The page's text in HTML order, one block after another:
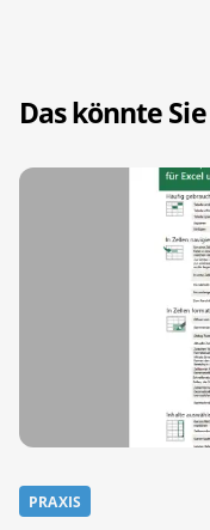
Das könnte
PRAXIS